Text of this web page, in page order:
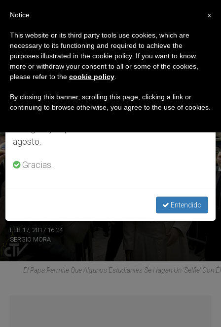
ETIQUETA
Posts Tagged ‘El Papa
En Roma Tre’
ÚLTIMAS NOTICIAS
FEB 17, 2017 16:24
SERGIO MORA
El Papa Permite Que Algunos Estudiantes Se Hagan Un 'selfie' Con Él
×
Aviso importante
Del 27 de julio al 7 de agosto haremos la pausa
anual, aprovechando que en el periodo de verano
se generan menos informaciones y también el
agosto.
Gracias.
Entendido
x
Notice
This website or its third party tools use cookies, which are
necessary to its functioning and required to achieve the
purposes illustrated in the cookie policy. If you want to know
more or withdraw your consent to all or some of the cookies,
please refer to the cookie policy
By closing this banner, scrolling this page, clicking a link or
continuing to browse otherwise, you agree to the use of cookies.